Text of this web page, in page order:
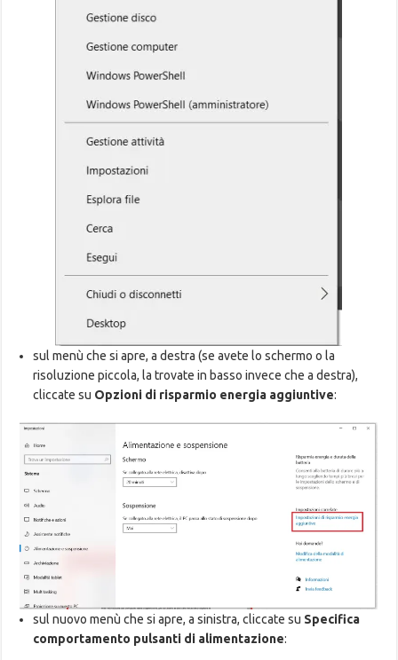
sul menù che si apre, a destra (se avete lo schermo o la
risoluzione piccola, la trovate in basso invece che a destra),
cliccate su Opzioni di risparmio energia aggiuntive:
sul nuovo menù che si apre, a sinistra, cliccate su Specifica
comportamento pulsanti di alimentazione: